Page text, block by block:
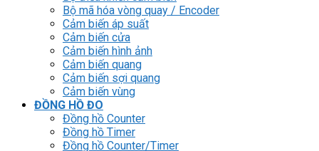
Bộ mã hóa vòng quay / Encoder
Cảm biến áp suất
Cảm biến cửa
Cảm biến hình ảnh
Cảm biến quang
Cảm biến sợi quang
Cảm biến vùng
ĐỒNG HỒ ĐO
Đồng hồ Counter
Đồng hồ Timer
Đồng hồ Counter/Timer